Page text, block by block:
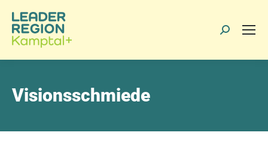
Search:
Visionsschmiede